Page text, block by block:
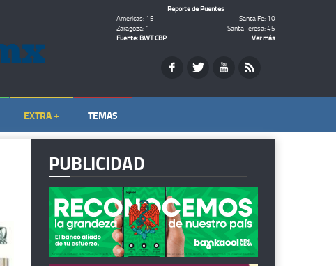
Reporte de Puentes
Americas: 15
Santa Fe: 10
Zaragoza: 1
Santa Teresa: 45
Fuente: BWT CBP
Ver más
EXTRA + TEMAS
PUBLICIDAD